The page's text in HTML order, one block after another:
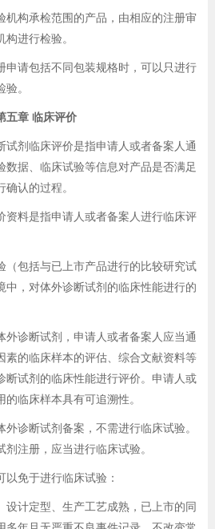
构承检范围的产品，由相应的注册审
进行检验。
请包括不同包装规格时，可以只进行
。
五章 临床评价
剂临床评价是指申请人或者备案人通
数据、临床试验等信息对产品是否满足
认的过程。
料是指申请人或者备案人进行临床评
包括与已上市产品进行的比较研究试
中，对体外诊断试剂的临床性能进行的
诊断试剂，申请人或者备案人应当通
素的临床样本的评估、综合文献资料等
断试剂的临床性能进行评价。申请人或
临床样本具有可追溯性。
诊断试剂备案，不需进行临床试验。
注册，应当进行临床试验。
免于进行临床试验：
计定型、生产工艺成熟，已上市的同